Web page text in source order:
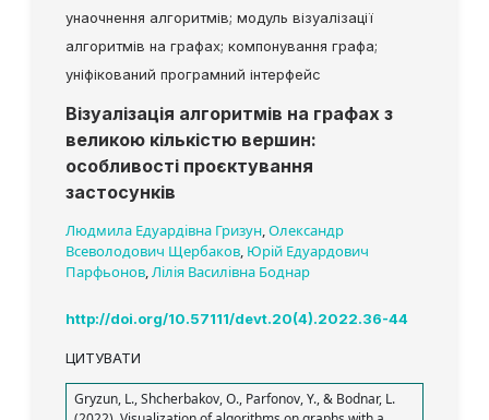
унаочнення алгоритмів; модуль візуалізації
алгоритмів на графах; компонування графа;
уніфікований програмний інтерфейс
Візуалізація алгоритмів на графах з
великою кількістю вершин:
особливості проєктування
застосунків
Людмила Едуардівна Гризун,Олександр
Всеволодович Щербаков, Юрій Едуардович
Парфьонов,Лілія Василівна Боднар
http://doi.org/10.57111/devt.20(4).2022.36-44
ЦИТУВАТИ
Gryzun, L., Shcherbakov, O., Parfonov, Y., & Bodnar, L.